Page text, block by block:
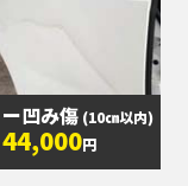
凹み傷 (10㎝以内)
44,000円